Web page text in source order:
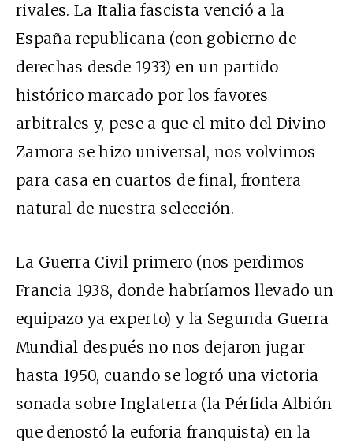
rivales. La Italia fascista venció a la
España republicana (con gobierno de
derechas desde 1933) en un partido
histórico marcado por los favores
arbitrales y, pese a que el mito del Divino
Zamora se hizo universal, nos volvimos
para casa en cuartos de final, frontera
natural de nuestra selección.
La Guerra Civil primero (nos perdimos
Francia 1938, donde habríamos llevado un
equipazo ya experto) y la Segunda Guerra
Mundial después no nos dejaron jugar
hasta 1950, cuando se logró una victoria
sonada sobre Inglaterra (la Pérfida Albión
que denostó la euforia franquista) en la